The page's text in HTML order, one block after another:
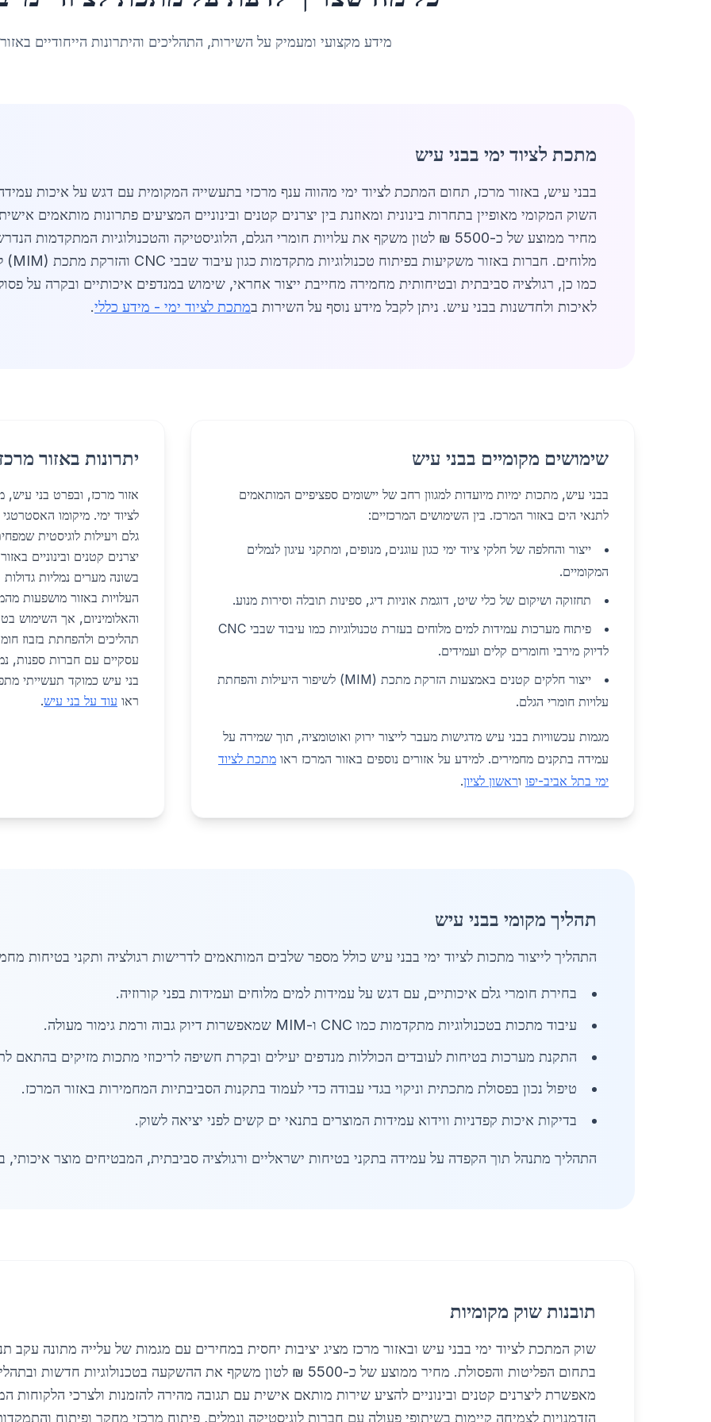
מידע מקצועי ומעמיק על השירות, התהליכים והיתרונות הייחודיים
מתכת לציוד ימי בבני עיש
בבני עיש, באזור מרכז, תחום המתכת לציוד ימי מהווה ענף מרכזי בתעשייה המקומית עם דגש על איכות
השוק המקומי מאופיין בתחרות בינונית ומאוזנת בין יצרנים קטנים ובינוניים המציעים פתרונות מותאמים
מחיר ממוצע של כ-5500 ₪ לטון משקף את עלויות חומרי הגלם, הלוגיסטיקה והטכנולוגיות
מלוחים. חברות באזור משקיעות בפיתוח טכנולוגיות מתקדמות כגון עיבוד שבבי CNC והזרקת מתכת (MIM) לשיפור הדיוק וחסכון בחומרי גלם.
כמו כן, רגולציה סביבתית ובטיחותית מחמירה מחייבת ייצור אחראי, שימוש במנדפים איכותיים ובקרה על
לאיכות ולחדשנות בבני עיש. ניתן לקבל מידע נוסף על השירות במתכת לציוד ימי - מידע כללי.
שימושים מקומיים בבני עיש
בבני עיש, מתכות ימיות מיועדות למגוון רחב של יישומים ספציפיים המותאמים
לתנאי הים באזור המרכז. בין השימושים המרכזיים:
ייצור והחלפה של חלקי ציוד ימי כגון עוגנים, מנופים, ומתקני עיגון לנמלים
המקומיים.
תחזוקה ושיקום של כלי שיט, דוגמת אוניות דיג, ספינות תובלה וסירות מנוע.
פיתוח מערכות עמידות למים מלוחים בעזרת טכנולוגיות כמו עיבוד שבבי CNC
לדיוק מירבי וחומרים קלים ועמידים.
ייצור חלקים קטנים באמצעות הזרקת מתכת (MIM) לשיפור היעילות והפחתת
עלויות חומרי הגלם.
מגמות עכשוויות בבני עיש מדגישות מעבר לייצור ירוק ואוטומציה, תוך שמירה על
עמידה בתקנים מחמירים. למידע על אזורים נוספים באזור המרכז ראו מתכת לציוד
ימי בתל אביב-יפו וראשון לציון.
יתרונות באזור
אזור מרכז, ובפרט בני
לציוד ימי. מיקומו
גלם ויעילות לוגיסטית
יצרנים קטנים ובינוניים
בשונה מערים נמליות
העלויות באזור מושפעות
והאלומיניום, אך השימוש
תהליכים ולהפחתת בזבוז
עסקיים עם חברות ספנות,
בני עיש כמוקד תעשייתי
ראו עוד על בני עיש.
תהליך מקומי בבני עיש
התהליך לייצור מתכות לציוד ימי בבני עיש כולל מספר שלבים המותאמים לדרישות רגולציה ותקני בטיחות
בחירת חומרי גלם איכותיים, עם דגש על עמידות למים מלוחים ועמידות בפני קורוזיה.
עיבוד מתכות בטכנולוגיות מתקדמות כמו CNC ו-MIM שמאפשרות דיוק גבוה ורמת גימור מעולה.
התקנת מערכות בטיחות לעובדים הכוללות מנדפים יעילים ובקרת חשיפה לריכוזי מתכות מזיקים בהתאם
טיפול נכון בפסולת מתכתית וניקוי בגדי עבודה כדי לעמוד בתקנות הסביבתיות המחמירות באזור המרכז.
בדיקות איכות קפדניות ווידוא עמידות המוצרים בתנאי ים קשים לפני יציאה לשוק.
התהליך מתנהל תוך הקפדה על עמידה בתקני בטיחות ישראליים ורגולציה סביבתית, המבטיחים מוצר איכותי,
תובנות שוק מקומיות
שוק המתכת לציוד ימי בבני עיש ובאזור מרכז מציג יציבות יחסית במחירים עם מגמות של עלייה מתונה עקב
בתחום הפליטות והפסולת. מחיר ממוצע של כ-5500 ₪ לטון משקף את ההשקעה
מאפשרת ליצרנים קטנים ובינוניים להציע שירות מותאם אישית עם תגובה מהירה להזמנות ולצרכי הלקוחות
הזדמנויות לצמיחה קיימות בשיתופי פעולה עם חברות לוגיסטיקה ונמלים, פיתוח מרכזי מחקר ופיתוח